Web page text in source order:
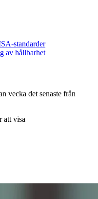
standarder
av hållbarhet
vecka det senaste från
att visa